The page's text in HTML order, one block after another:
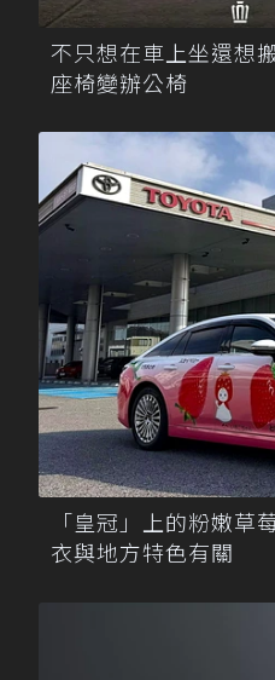
不只想在車上坐還想
座椅變辦公椅
「皇冠」上的粉嫩
衣與地方特色有關